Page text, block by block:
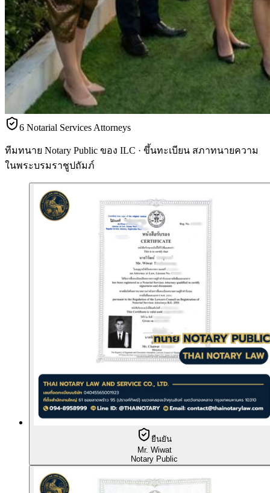
6 Notarial Services Attorneys
ทีมทนาย Notary Public ของ ILC · ขึ้นทะเบียน สภาทนายความ
ในพระบรมราชูปถัมภ์
ยืนยัน
Mr. Wiwat
Notary Public